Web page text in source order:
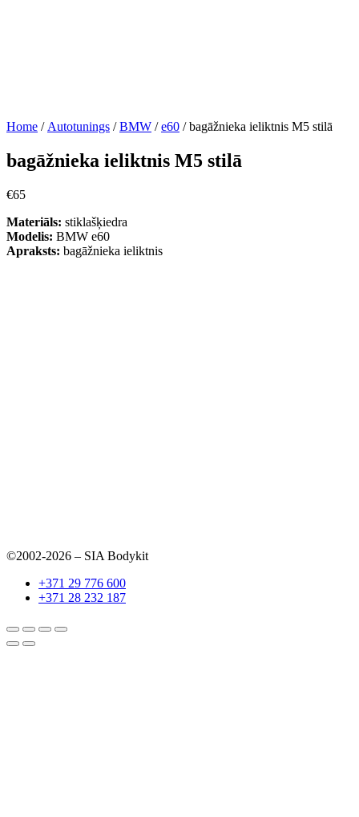
Home / Autotunings /BMW /e60 / bagāžnieka ieliktnis M5 stilā
bagāžnieka ieliktnis M5 stilā
€65
Materiāls: stiklašķiedra
Modelis: BMW e60
Apraksts: bagāžnieka ieliktnis
©2002-2026 – SIA Bodykit
+371 29 776 600
+371 28 232 187